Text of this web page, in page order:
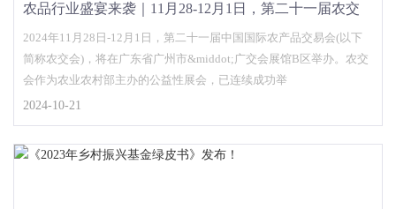
农品行业盛宴来袭｜11月28-12月1日，第二十一届农交
会（广州）邀您同往
2024年11月28日-12月1日，第二十一届中国国际农产品交易会(以下
简称农交会)，将在广东省广州市&middot;广交会展馆B区举办。农交
会作为农业农村部主办的公益性展会，已连续成功举
2024-10-21